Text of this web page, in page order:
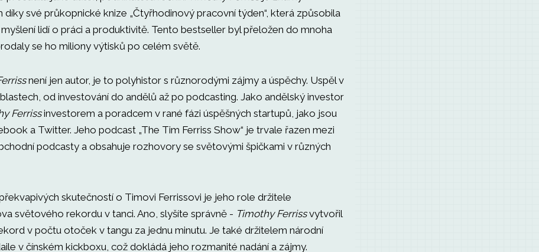
díky své průkopnické knize „Čtyřhodinový pracovní týden“, která způsobila
lidí o práci a produktivitě. Tento bestseller byl přeložen do mnoha
se ho miliony výtisků po celém světě.
není jen autor, je to polyhistor s různorodými zájmy a úspěchy. Uspěl v
od investování do andělů až po podcasting. Jako andělský investor
Ferrissinvestorem a poradcem v rané fázi úspěšných startupů, jako jsou
a Twitter. Jeho podcast „The Tim Ferriss Show“ je trvale řazen mezi
podcasty a obsahuje rozhovory se světovými špičkami v různých
skutečností o Timovi Ferrissovi je jeho role držitele
světového rekordu v tanci. Ano, slyšíte správně - Timothy Ferrissvytvořil
v počtu otoček v tangu za jednu minutu. Je také držitelem národní
v čínském kickboxu, což dokládá jeho rozmanité nadání a zájmy.